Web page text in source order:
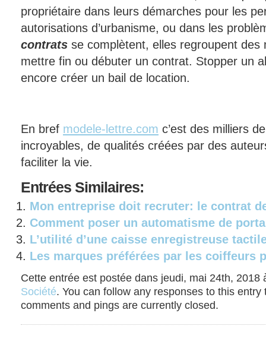
propriétaire dans leurs démarches pour les
autorisations d’urbanisme, ou dans les
contrats se complètent, elles regroupent des
mettre fin ou débuter un contrat. Stopper un
encore créer un bail de location.
En bref modele-lettre.com c’est des milliers
incroyables, de qualités créées par des
faciliter la vie.
Entrées Similaires:
Mon entreprise doit recruter: le contrat
Comment poser un automatisme de
L’utilité d’une caisse enregistreuse
Les marques préférées par les coiffeurs
Cette entrée est postée dans jeudi, mai 24th, 2018
Société. You can follow any responses to this
comments and pings are currently closed.